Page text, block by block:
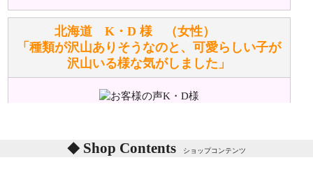
詳しくはこちら をご覧ください。
ぬいぐるみの耳に付いているボタンやタグに、何か意
味などがありますか？
詳しくはこちらをご覧ください。
北海道 K・D 様 （女性）
「種類が沢山ありそうなのと、可愛らしい子が
沢山いる様な気がしました」
東京都 M・K 様 （女性）
「対応はどちらも丁寧でした。値段と他の融通
Shop Contents ショップコンテンツ